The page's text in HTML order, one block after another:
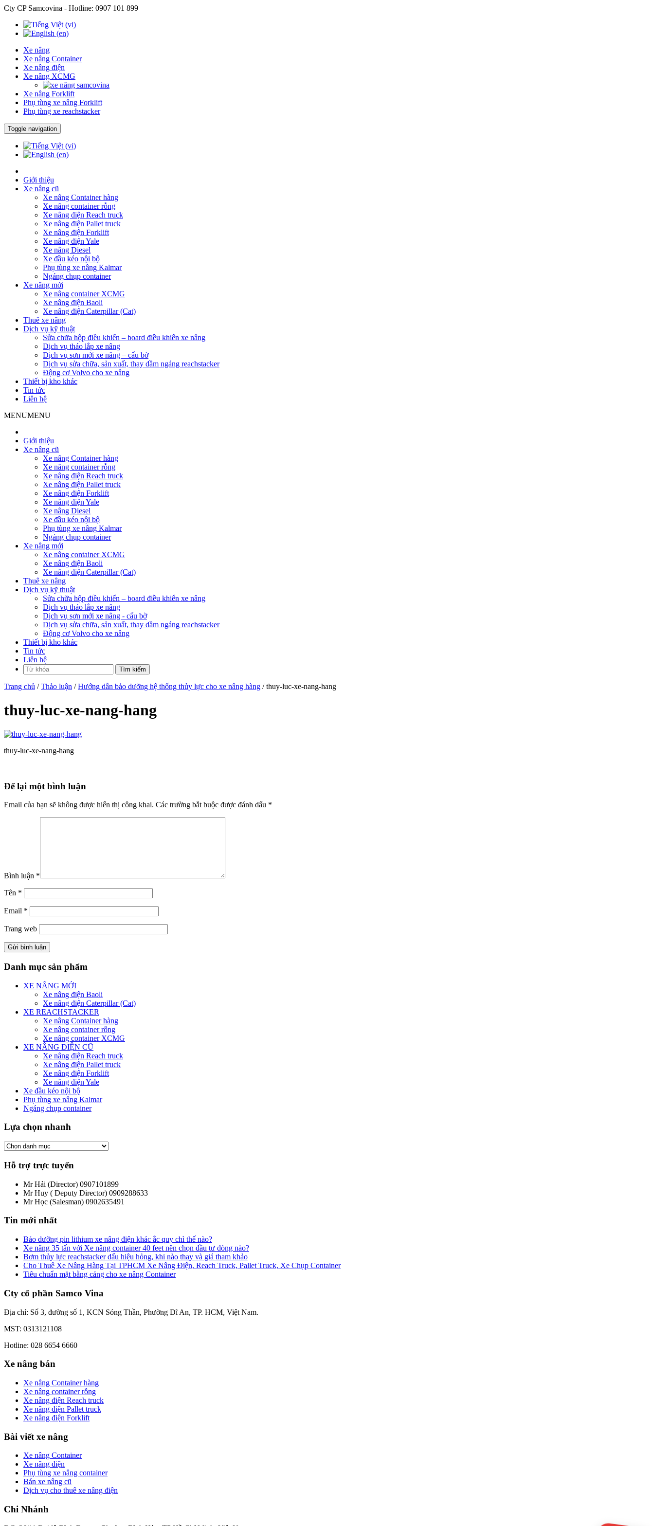
Cty CP Samcovina - Hotline: 0907 101 899
Xe nâng
Xe nâng Container
Xe nâng điện
Xe nâng XCMG
Xe nâng Forklift
Phụ tùng xe nâng Forklift
Phụ tùng xe reachstacker
Toggle navigation
Giới thiệu
Xe nâng cũ
Xe nâng Container hàng
Xe nâng container rỗng
Xe nâng điện Reach truck
Xe nâng điện Pallet truck
Xe nâng điện Forklift
Xe nâng điện Yale
Xe nâng Diesel
Xe đầu kéo nội bộ
Phụ tùng xe nâng Kalmar
Ngáng chụp container
Xe nâng mới
Xe nâng container XCMG
Xe nâng điện Baoli
Xe nâng điện Caterpillar (Cat)
Thuê xe nâng
Dịch vụ kỹ thuật
Sửa chữa hộp điều khiển – board điều khiển xe nâng
Dịch vụ tháo lắp xe nâng
Dịch vụ sơn mới xe nâng – cẩu bờ
Dịch vụ sửa chữa, sản xuất, thay dầm ngáng reachstacker
Động cơ Volvo cho xe nâng
Thiết bị kho khác
Tin tức
Liên hệ
MENUMENU
Giới thiệu
Xe nâng cũ
Xe nâng Container hàng
Xe nâng container rỗng
Xe nâng điện Reach truck
Xe nâng điện Pallet truck
Xe nâng điện Forklift
Xe nâng điện Yale
Xe nâng Diesel
Xe đầu kéo nội bộ
Phụ tùng xe nâng Kalmar
Ngáng chụp container
Xe nâng mới
Xe nâng container XCMG
Xe nâng điện Baoli
Xe nâng điện Caterpillar (Cat)
Thuê xe nâng
Dịch vụ kỹ thuật
Sửa chữa hộp điều khiển – board điều khiển xe nâng
Dịch vụ tháo lắp xe nâng
Dịch vụ sơn mới xe nâng - cẩu bờ
Dịch vụ sửa chữa, sản xuất, thay dầm ngáng reachstacker
Động cơ Volvo cho xe nâng
Thiết bị kho khác
Tin tức
Liên hệ
Trang chủ /Thảo luận /Hướng dẫn bảo dưỡng hệ thống thủy lực cho xe nâng hàng / thuy-luc-xe-nang-hang
thuy-luc-xe-nang-hang
thuy-luc-xe-nang-hang
Để lại một bình luận
Email của bạn sẽ không được hiển thị công khai. Các trường bắt buộc được đánh dấu *
Bình luận *
Tên *
Email *
Trang web
Danh mục sản phẩm
XE NÂNG MỚI
Xe nâng điện Baoli
Xe nâng điện Caterpillar (Cat)
XE REACHSTACKER
Xe nâng Container hàng
Xe nâng container rỗng
Xe nâng container XCMG
XE NÂNG ĐIỆN CŨ
Xe nâng điện Reach truck
Xe nâng điện Pallet truck
Xe nâng điện Forklift
Xe nâng điện Yale
Xe đầu kéo nội bộ
Phụ tùng xe nâng Kalmar
Ngáng chụp container
Lựa chọn nhanh
Hỗ trợ trực tuyến
Mr Hải (Director) 0907101899
Mr Huy ( Deputy Director) 0909288633
Mr Học (Salesman) 0902635491
Tin mới nhất
Bảo dưỡng pin lithium xe nâng điện khác ắc quy chì thế nào?
Xe nâng 35 tấn với Xe nâng container 40 feet nên chọn đầu tư dòng nào?
Bơm thủy lực reachstacker dấu hiệu hỏng, khi nào thay và giá tham khảo
Cho Thuê Xe Nâng Hàng Tại TPHCM Xe Nâng Điện, Reach Truck, Pallet Truck, Xe Chụp Container
Tiêu chuẩn mặt bằng cảng cho xe nâng Container
Cty cổ phần Samco Vina
Địa chỉ: Số 3, đường số 1, KCN Sóng Thần, Phường Dĩ An, TP. HCM, Việt Nam.
MST: 0313121108
Hotline: 028 6654 6660
Xe nâng bán
Xe nâng Container hàng
Xe nâng container rỗng
Xe nâng điện Reach truck
Xe nâng điện Pallet truck
Xe nâng điện Forklift
Bài viết xe nâng
Xe nâng Container
Xe nâng điện
Phụ tùng xe nâng container
Bán xe nâng cũ
Dịch vụ cho thuê xe nâng điện
Chi Nhánh